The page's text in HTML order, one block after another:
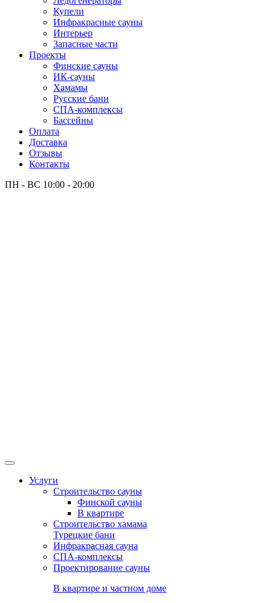
Купели
Инфракрасные сауны
Интерьер
Запасные части
Проекты
Финские сауны
ИК-сауны
Хамамы
Русские бани
СПА-комплексы
Бассейны
Оплата
Доставка
Отзывы
Контакты
ПН - ВС 10:00 - 20:00
Услуги
Строительство сауны
Финской сауны
В квартире
Строительство хамама
Турецкие бани
Инфракрасная сауна
СПА-комплексы
Проектирование сауны
В квартире и частном доме